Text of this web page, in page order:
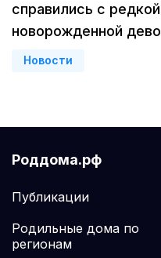
справились с
новорожденной
Новости
Роддома.рф
Публикации
Родильные дома по
регионам
Астрахань (3
Чебоксары(3
Петропавловск-
Кропоткин (3
Пенза(3 роддома)